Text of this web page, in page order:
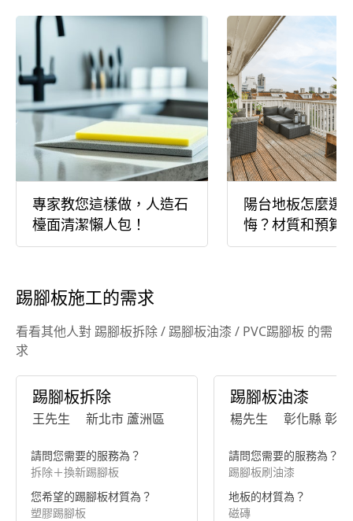
專家教您這樣做，人造石
檯面清潔懶人包！
陽台地板怎麼選
悔？材質和預算
踢腳板施工的需求
看看其他人對 踢腳板拆除 / 踢腳板油漆 / PVC踢腳板 的需
求
踢腳板拆除
王先生 新北市 蘆洲區
請問您需要的服務為？
拆除＋換新踢腳板
您希望的踢腳板材質為？
塑膠踢腳板
踢腳板油漆
楊先生 彰化縣 彰化
請問您需要的服務為？
踢腳板刷油漆
地板的材質為？
磁磚